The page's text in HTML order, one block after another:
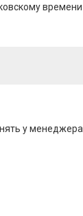
времени
у менеджера.